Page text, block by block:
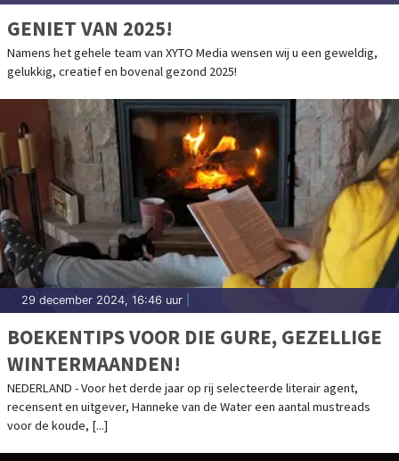
GENIET VAN 2025!
Namens het gehele team van XYTO Media wensen wij u een geweldig,
gelukkig, creatief en bovenal gezond 2025!
29 december 2024, 16:46 uur
BOEKENTIPS VOOR DIE GURE, GEZELLIGE
WINTERMAANDEN!
NEDERLAND - Voor het derde jaar op rij selecteerde literair agent,
recensent en uitgever, Hanneke van de Water een aantal mustreads
voor de koude, [...]